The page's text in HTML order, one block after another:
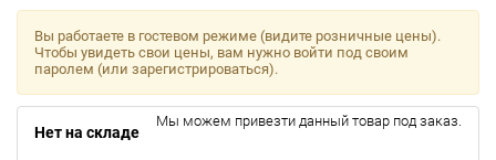
Вы работаете в гостевом режиме (видите розничные цены).
Чтобы увидеть свои цены, вам нужно войти под своим
паролем (или зарегистрироваться).
Нет на складе
Мы можем привезти данный товар под заказ.